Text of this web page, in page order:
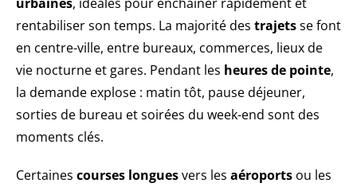
rentabiliser son temps. La majorité des trajetsse font
en centre-ville, entre bureaux, commerces, lieux de
vie nocturne et gares. Pendant les heures de pointe,
la demande explose : matin tôt, pause déjeuner,
sorties de bureau et soirées du week-end sont des
moments clés.
Certaines courses longuesvers les aéroports ou les